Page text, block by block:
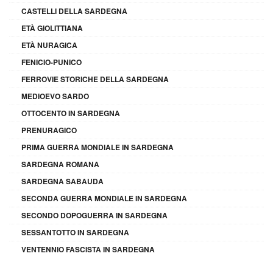
CASTELLI DELLA SARDEGNA
ETÀ GIOLITTIANA
ETÀ NURAGICA
FENICIO-PUNICO
FERROVIE STORICHE DELLA SARDEGNA
MEDIOEVO SARDO
OTTOCENTO IN SARDEGNA
PRENURAGICO
PRIMA GUERRA MONDIALE IN SARDEGNA
SARDEGNA ROMANA
SARDEGNA SABAUDA
SECONDA GUERRA MONDIALE IN SARDEGNA
SECONDO DOPOGUERRA IN SARDEGNA
SESSANTOTTO IN SARDEGNA
VENTENNIO FASCISTA IN SARDEGNA